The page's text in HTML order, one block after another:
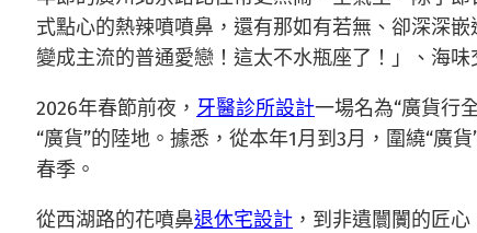
式點心的熱辣噴噴鼻，還有那如有若無、卻深深
變成主流的普通愛戀！這太不水瓶座了！」、海味
2026年春節前夜， 牙醫診所設計一場名為“廣貨行
“廣貨”的陸地。據悉，從本年1月到3月，圍繞“廣
春季。
從西湖路的花噴鼻退休宅設計 ，到非遺闤闠的匠